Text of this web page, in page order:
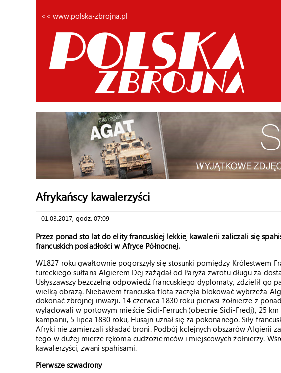
<< www.polska-zbrojna.pl
Afrykańscy kawalerzyści
01.03.2017, godz. 07:09
Przez ponad sto lat do elity francuskiej lekkiej kawalerii zaliczali się
francuskich posiadłości w Afryce Północnej.
W1827 roku gwałtownie pogorszyły się stosunki pomiędzy Królestwem
tureckiego sułtana Algierem Dej zażądał od Paryża zwrotu długu za
Usłyszawszy bezczelną odpowiedź francuskiego dyplomaty, zdzielił go
wielką obrazą. Niebawem francuska flota zaczęła blokować wybrzeża
dokonać zbrojnej inwazji. 14 czerwca 1830 roku pierwsi żołnierze z
wylądowali w portowym mieście Sidi-Ferruch (obecnie Sidi-Fredj), 25
kampanii, 5 lipca 1830 roku, Husajn uznał się za pokonanego. Siły
Afryki nie zamierzali składać broni. Podbój kolejnych obszarów Algierii
tego w dużej mierze rękoma cudzoziemców i miejscowych żołnierzy.
kawalerzyści, zwani spahisami.
Pierwsze szwadrony